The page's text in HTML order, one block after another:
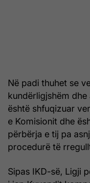
Në padi thuhet se
kundërligjshëm
është shfuqizuar
e Komisionit dhe
përbërja e tij pa
procedurë të
Sipas IKD-së, Ligji